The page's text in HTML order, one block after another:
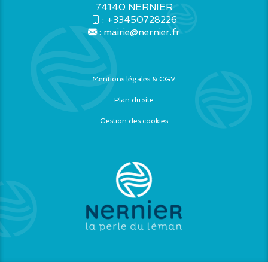
74140 NERNIER
: +33450728226
: mairie@nernier.fr
Mentions légales & CGV
Plan du site
Gestion des cookies